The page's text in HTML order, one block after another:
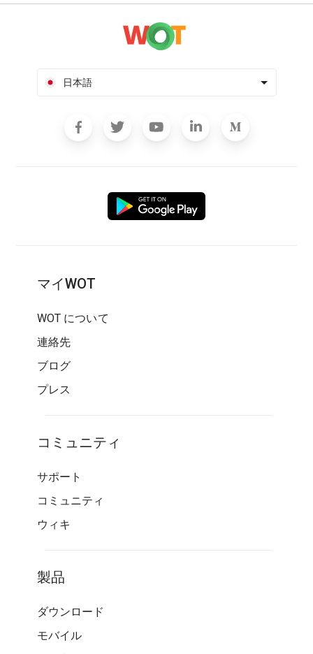
日本語
マイWOT
WOT について
連絡先
ブログ
プレス
コミュニティ
サポート
コミュニティ
ウィキ
製品
ダウンロード
モバイル